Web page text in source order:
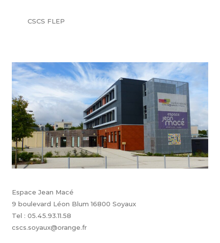
CSCS FLEP
Espace Jean Macé
9 boulevard Léon Blum 16800 Soyaux
Tel : 05.45.93.11.58
cscs.soyaux@orange.fr